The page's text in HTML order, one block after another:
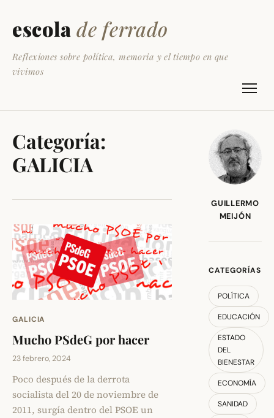
escola de ferrado
Reflexiones sobre política, memoria y el tiempo en que
vivimos
Categoría:
GALICIA
GALICIA
Mucho PSdeG por hacer
23 febrero, 2024
Poco después de la derrota
socialista del 20 de noviembre de
2011, surgía dentro del PSOE un
GUILLERMO
MEIJÓN
CATEGORÍAS
POLÍTICA
EDUCACIÓN
ESTADO
DEL
BIENESTAR
ECONOMÍA
SANIDAD